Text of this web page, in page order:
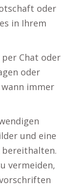
oder
in Ihrem
Chat oder
oder
immer
und eine
bereithalten.
vermeiden,